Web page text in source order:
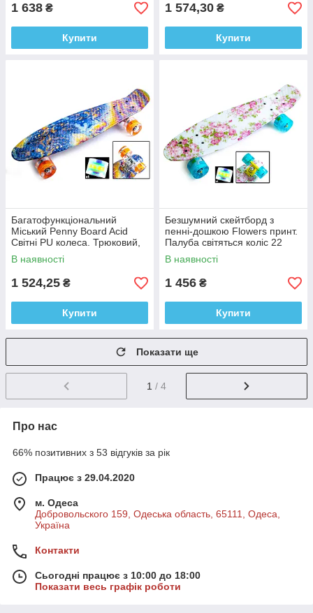
1 638 ₴
Купити
1 574,30 ₴
Купити
Багатофункціональний
Міський Penny Board Acid
Світні PU колеса. Трюковий,
бесшумный, стильный и
лёгкий
В наявності
1 524,25 ₴
Купити
Безшумний скейтборд з
пенні-дошкою Flowers принт.
Палуба світяться коліс 22
дюйми
В наявності
1 456 ₴
Купити
Показати ще
1 / 4
Про нас
66% позитивних з 53 відгуків за рік
Працює з 29.04.2020
м. Одеса
Добровольского 159, Одеська область, 65111, Одеса,
Україна
Контакти
Сьогодні працює з 10:00 до 18:00
Показати весь графік роботи